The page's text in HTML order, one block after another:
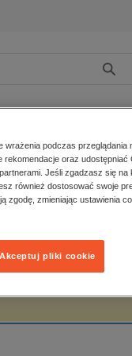
Szukaj
Zobacz wszystkie E-
podczas przeglądania
oraz udostępniać
Jeśli zgadzasz się na
również dostosować swoje
zgodę, zmieniając ustawienia
Akceptuj pliki cookie